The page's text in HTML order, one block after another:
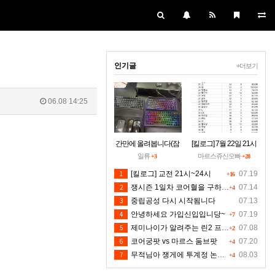
06.08 14:25
+더보기
인기글
간만에 올려봅니다(잠
시 집에들러)
일류+3
[킬로그] 7월 22일 21시
~24시30분 [수정본]
마르스쥬신오빠+28
+16 07.19
1 [킬로그] 교전 21시~24시
+4 07.14
2
쟁시즌 1일차 코어혈을 구하소서
07.13
3 중립공성 다시 시작됨니다
+7 07.19
4 안녕하세요 가입신입입니당~
+2 07.08
5 제미나이가 알려주는 린2 프리서버 렉 클라팅김 대처법입니다 저도 신뢰는 안하지만 한번 해보시길 유저분들의 마음입니다 ^^
+4 07.20
6 코어궁팟 vs 마르스 둠브팟
+4 08.03
7 무적님아 쟁게에 투계정 논란좀 만들지 마세요